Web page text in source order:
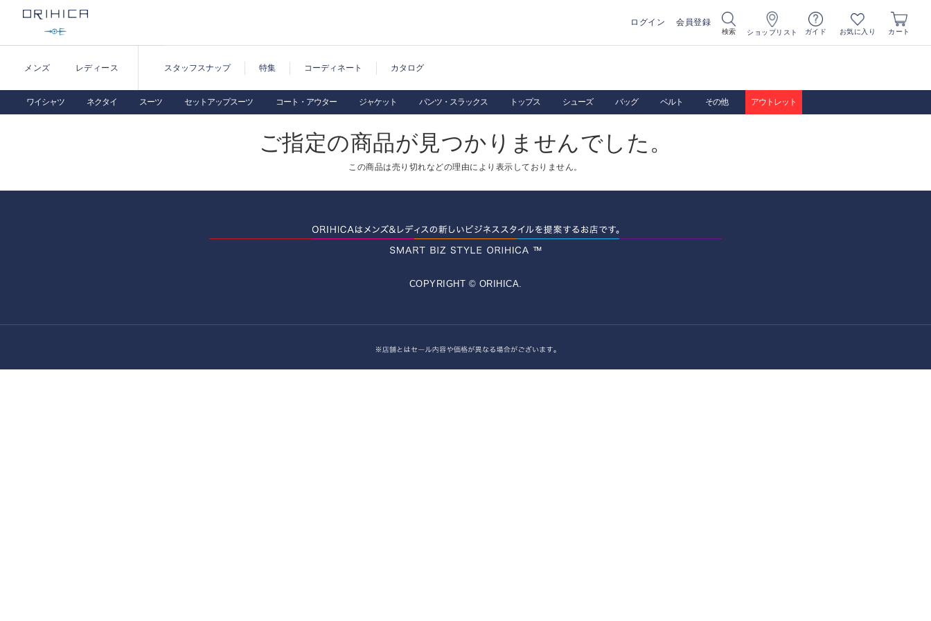
ログイン 会員登録
検索 ショップリスト ガイド お気に入り カート
メンズ レディース スタッフスナップ 特集 コーディネート カタログ
ワイシャツ ネクタイ スーツ セットアップスーツ コート・アウター ジャケット パンツ・スラックス トップス シューズ バッグ ベルト その他 アウトレット
ご指定の商品が見つかりませんでした。
この商品は売り切れなどの理由により表示しておりません。
COPYRIGHT © ORIHICA.